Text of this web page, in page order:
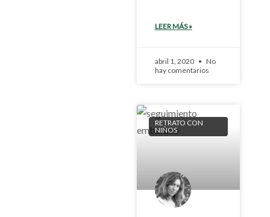
LEER MÁS »
abril 1, 2020
No
hay comentarios
RETRATO CON
NIÑOS